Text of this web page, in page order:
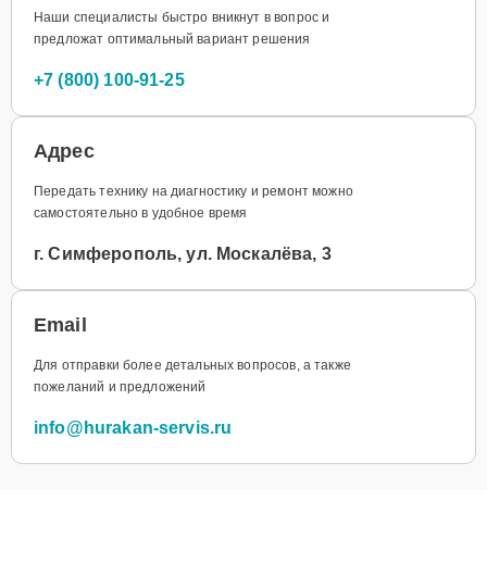
Наши специалисты быстро вникнут в вопрос и
предложат оптимальный вариант решения
+7 (800) 100-91-25
Адрес
Передать технику на диагностику и ремонт можно
самостоятельно в удобное время
г. Симферополь, ул. Москалёва, 3
Email
Для отправки более детальных вопросов, а также
пожеланий и предложений
info@hurakan-servis.ru